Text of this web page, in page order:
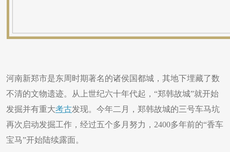
河南新郑市是东周时期著名的诸侯国都城，其地下埋藏了数
不清的文物遗迹。从上世纪六十年代起，“郑韩故城”就开始
发掘并有重大考古发现。今年二月，郑韩故城的三号车马坑
再次启动发掘工作，经过五个多月努力，2400多年前的“香车
宝马”开始陆续露面。